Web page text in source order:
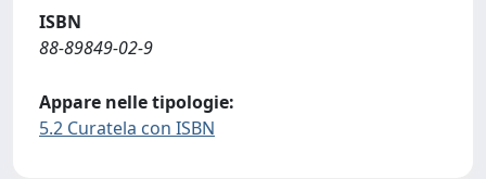
ISBN
88-89849-02-9
Appare nelle tipologie:
5.2 Curatela con ISBN